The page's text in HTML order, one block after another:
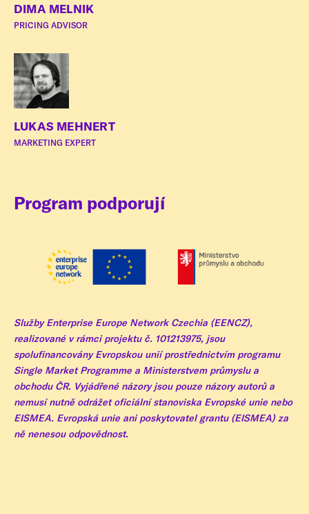
DIMA MELNIK
PRICING ADVISOR
LUKAS MEHNERT
MARKETING EXPERT
Program podporují
Služby Enterprise Europe Network Czechia (EENCZ),
realizované v rámci projektu č. 101213975, jsou
spolufinancovány Evropskou unií prostřednictvím programu
Single Market Programme a Ministerstvem průmyslu a
obchodu ČR. Vyjádřené názory jsou pouze názory autorů a
nemusí nutně odrážet oficiální stanoviska Evropské unie nebo
EISMEA. Evropská unie ani poskytovatel grantu (EISMEA) za
ně nenesou odpovědnost.